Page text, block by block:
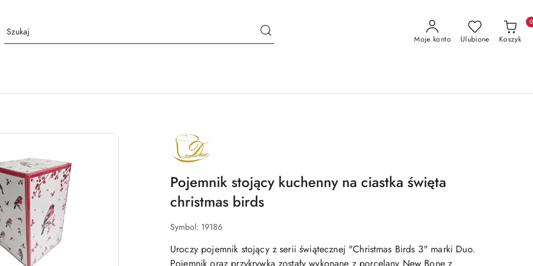
Moje konto Ulubione Koszyk
0
NAZWA
PRODUCENTA:
DUO
Pojemnik stojący kuchenny na ciastka święta
christmas birds
Symbol: 19186
Uroczy pojemnik stojący z serii świątecznej "Christmas Birds 3" marki Duo.